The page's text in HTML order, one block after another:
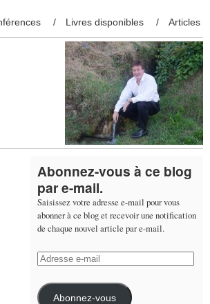
Livres disponibles Articles
Abonnez-vous à ce blog
par e-mail.
Saisissez votre adresse e-mail pour vous
abonner à ce blog et recevoir une notification
de chaque nouvel article par e-mail.
Adresse
e-
mail
Abonnez-vous